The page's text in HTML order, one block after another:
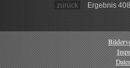
zurück Ergebnis